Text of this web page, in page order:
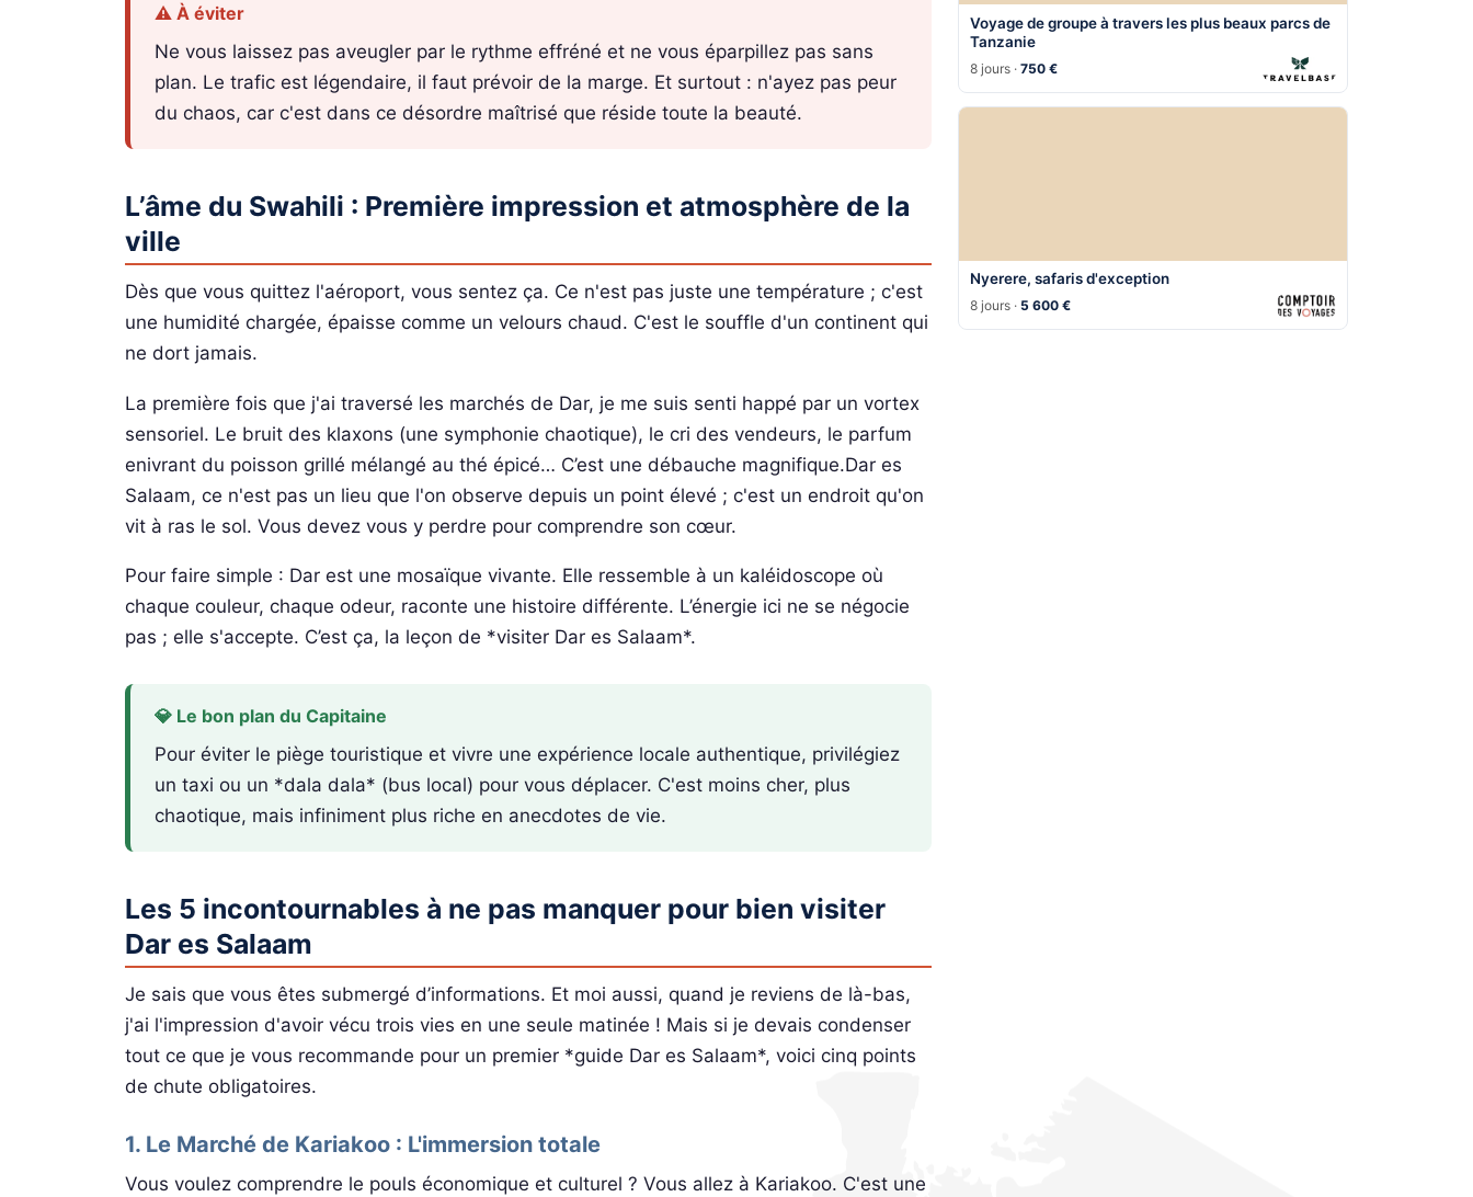
⚠️ À éviter
Ne vous laissez pas aveugler par le rythme effréné et ne vous éparpillez pas sans
plan. Le trafic est légendaire, il faut prévoir de la marge. Et surtout : n'ayez pas peur
du chaos, car c'est dans ce désordre maîtrisé que réside toute la beauté.
L’âme du Swahili : Première impression et atmosphère de la
ville
Dès que vous quittez l'aéroport, vous sentez ça. Ce n'est pas juste une température ; c'est
une humidité chargée, épaisse comme un velours chaud. C'est le souffle d'un continent qui
ne dort jamais.
La première fois que j'ai traversé les marchés de Dar, je me suis senti happé par un vortex
sensoriel. Le bruit des klaxons (une symphonie chaotique), le cri des vendeurs, le parfum
enivrant du poisson grillé mélangé au thé épicé… C’est une débauche magnifique.Dar es
Salaam, ce n'est pas un lieu que l'on observe depuis un point élevé ; c'est un endroit qu'on
vit à ras le sol. Vous devez vous y perdre pour comprendre son cœur.
Pour faire simple : Dar est une mosaïque vivante. Elle ressemble à un kaléidoscope où
chaque couleur, chaque odeur, raconte une histoire différente. L’énergie ici ne se négocie
pas ; elle s'accepte. C’est ça, la leçon de *visiter Dar es Salaam*.
💎 Le bon plan du Capitaine
Pour éviter le piège touristique et vivre une expérience locale authentique, privilégiez
un taxi ou un *dala dala* (bus local) pour vous déplacer. C'est moins cher, plus
chaotique, mais infiniment plus riche en anecdotes de vie.
Les 5 incontournables à ne pas manquer pour bien visiter
Dar es Salaam
Je sais que vous êtes submergé d’informations. Et moi aussi, quand je reviens de là-bas,
j'ai l'impression d'avoir vécu trois vies en une seule matinée ! Mais si je devais condenser
tout ce que je vous recommande pour un premier *guide Dar es Salaam*, voici cinq points
de chute obligatoires.
1. Le Marché de Kariakoo : L'immersion totale
Vous voulez comprendre le pouls économique et culturel ? Vous allez à Kariakoo. C'est une
Voyage de groupe à travers les plus beaux parcs de
Tanzanie
8 jours ·750 €
Nyerere, safaris d'exception
8 jours · 5 600 €